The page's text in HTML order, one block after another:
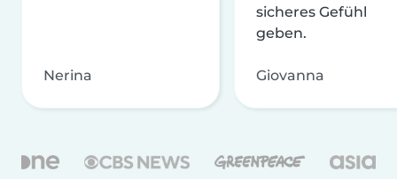
Nerina
sicheres Gefühl
geben.
Giovanna